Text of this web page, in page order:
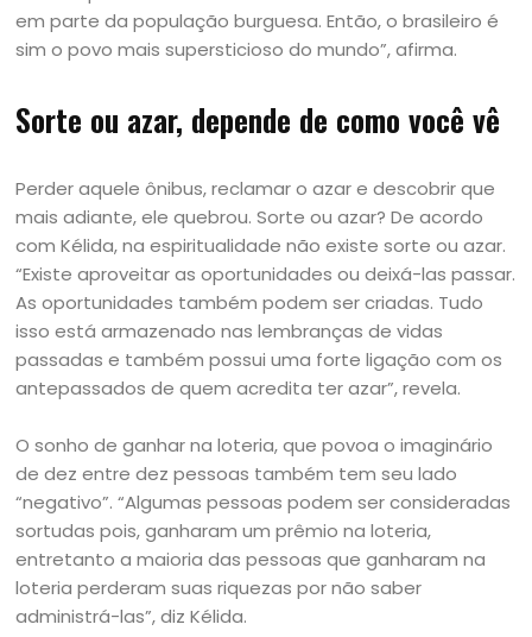
em parte da população burguesa. Então, o brasileiro é
sim o povo mais supersticioso do mundo”, afirma.
Sorte ou azar, depende de como você vê
Perder aquele ônibus, reclamar o azar e descobrir que
mais adiante, ele quebrou. Sorte ou azar? De acordo
com Kélida, na espiritualidade não existe sorte ou azar.
“Existe aproveitar as oportunidades ou deixá-las passar.
As oportunidades também podem ser criadas. Tudo
isso está armazenado nas lembranças de vidas
passadas e também possui uma forte ligação com os
antepassados de quem acredita ter azar”, revela.
O sonho de ganhar na loteria, que povoa o imaginário
de dez entre dez pessoas também tem seu lado
“negativo”. “Algumas pessoas podem ser consideradas
sortudas pois, ganharam um prêmio na loteria,
entretanto a maioria das pessoas que ganharam na
loteria perderam suas riquezas por não saber
administrá-las”, diz Kélida.